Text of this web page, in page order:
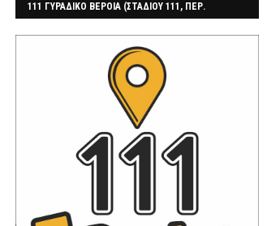
111 ΓΥΡΑΔΙΚΟ ΒΕΡΟΙΑ (ΣΤΑΔΙΟΥ 111, ΠΕΡ.